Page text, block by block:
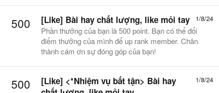
500 1/8/24
[Like] Bài hay chất lượng, like mỏi tay
Phần thưởng của bạn là 500 point. Bạn có thể đổi
điểm thưởng của mình để up rank member. Chân
thành cám ơn sự đóng góp của bạn!
500 1/8/24
[Like] <*Nhiệm vụ bất tận> Bài hay